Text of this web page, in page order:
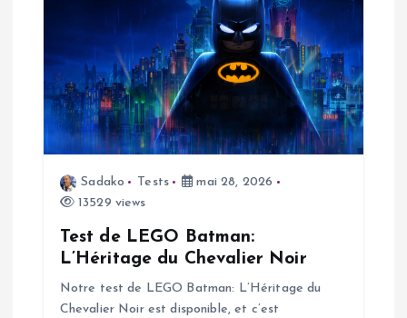
o
n
Sadako Tests
mai 28, 2026
13529 views
Test de LEGO Batman:
L’Héritage du Chevalier Noir
Notre test de LEGO Batman: L’Héritage du
Chevalier Noir est disponible, et c’est